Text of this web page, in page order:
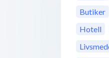
Butiker
Hotell